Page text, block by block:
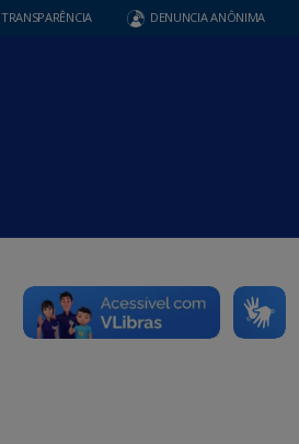
TRANSPARÊNCIA DENUNCIA ANÔNIMA